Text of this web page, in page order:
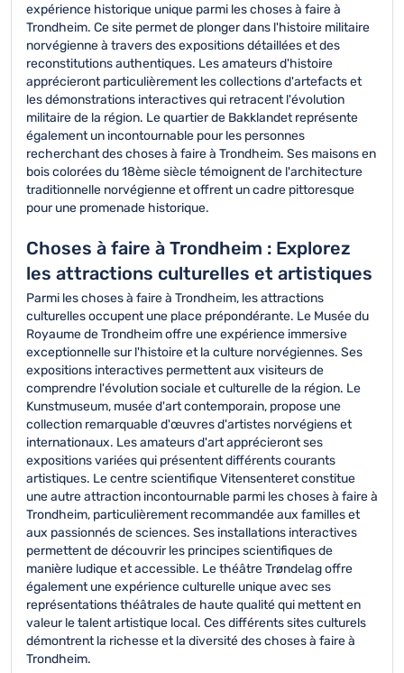
expérience historique unique parmi les choses à faire à
Trondheim. Ce site permet de plonger dans l'histoire militaire
norvégienne à travers des expositions détaillées et des
reconstitutions authentiques. Les amateurs d'histoire
apprécieront particulièrement les collections d'artefacts et
les démonstrations interactives qui retracent l'évolution
militaire de la région. Le quartier de Bakklandet représente
également un incontournable pour les personnes
recherchant des choses à faire à Trondheim. Ses maisons en
bois colorées du 18ème siècle témoignent de l'architecture
traditionnelle norvégienne et offrent un cadre pittoresque
pour une promenade historique.
Choses à faire à Trondheim : Explorez
les attractions culturelles et artistiques
Parmi les choses à faire à Trondheim, les attractions
culturelles occupent une place prépondérante. Le Musée du
Royaume de Trondheim offre une expérience immersive
exceptionnelle sur l'histoire et la culture norvégiennes. Ses
expositions interactives permettent aux visiteurs de
comprendre l'évolution sociale et culturelle de la région. Le
Kunstmuseum, musée d'art contemporain, propose une
collection remarquable d'œuvres d'artistes norvégiens et
internationaux. Les amateurs d'art apprécieront ses
expositions variées qui présentent différents courants
artistiques. Le centre scientifique Vitensenteret constitue
une autre attraction incontournable parmi les choses à faire à
Trondheim, particulièrement recommandée aux familles et
aux passionnés de sciences. Ses installations interactives
permettent de découvrir les principes scientifiques de
manière ludique et accessible. Le théâtre Trøndelag offre
également une expérience culturelle unique avec ses
représentations théâtrales de haute qualité qui mettent en
valeur le talent artistique local. Ces différents sites culturels
démontrent la richesse et la diversité des choses à faire à
Trondheim.